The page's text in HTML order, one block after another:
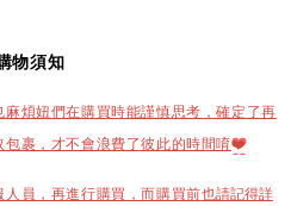
物須知
煩妞們在購買時能謹慎思考，確定了再
裹，才不會浪費了彼此的時間唷❤️
員，再進行購買，而購買前也請記得詳